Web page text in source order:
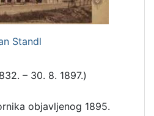
Standl
– 30. 8. 1897.)
objavljenog 1895.